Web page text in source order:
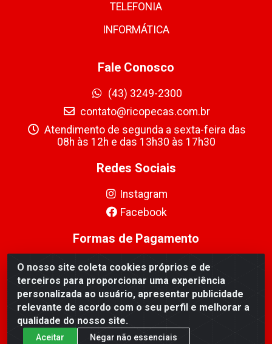
O nosso site coleta cookies próprios e de
terceiros para proporcionar uma experiência
personalizada ao usuário, apresentar publicidade
relevante de acordo com o seu perfil e melhorar a
qualidade do nosso site.
Aceitar Negar não essenciais
TELEFONIA
INFORMÁTICA
Fale Conosco
(43) 3249-2300
contato@ricopecas.com.br
Atendimento de segunda a sexta-feira das
08h às 12h e das 13h30 às 17h30
Redes Sociais
Instagram
Facebook
Formas de Pagamento
Ricopeças Comércio de componentes Eletrônicos Ltda -
Rua Alicio Francisco Mafra, 968 - Jardim Taroba,
Cambé/PR - CEP 86.191-390 - CNPJ 06.241.208/0001-